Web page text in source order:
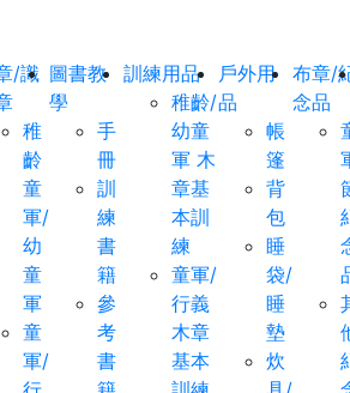
/識
稚
齡
童
軍/
幼
童
軍
童
軍/
圖書教
學
手
冊
訓
練
書
籍
參
考
書
訓練用品
稚齡/
幼童
軍 木
章基
本訓
練
童軍/
行義
木章
基本
戶外用
品
帳
篷
背
包
睡
袋/
睡
墊
炊
布章/
念品